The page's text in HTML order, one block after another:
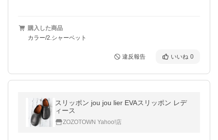
購入した商品
カラー/2.シャーベット
違反報告 いいね 0
スリッポン jou jou lier EVAスリッポン レデ
ィース
ZOZOTOWN Yahoo!店